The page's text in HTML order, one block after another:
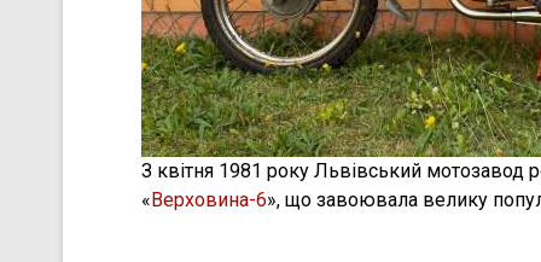
З квітня 1981 року Львівський
«Верховина-6», що завоювала велику